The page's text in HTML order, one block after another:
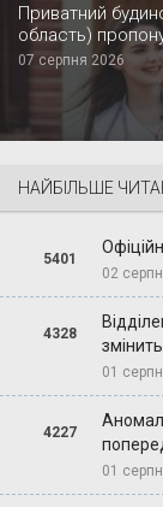
Приватний
область)
07 серпня 2026
НАЙБІЛЬШЕ
5401
02
4328
01
4227
01